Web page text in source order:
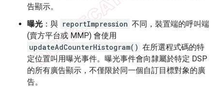
告顯示。
曝光 ：與 reportImpression 不同，裝置端的呼叫端
(賣方平台或 MMP) 會使用
updateAdCounterHistogram() 在所選程式碼的特
定位置叫用曝光事件。曝光事件會向隸屬於特定 DSP
的所有廣告顯示，不僅限於同一個自訂目標對象的廣
告。